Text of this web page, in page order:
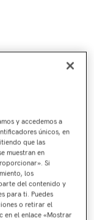
y accedemos a
únicos, en
que las
muestran en
Si
los
del contenido y
para ti. Puedes
o retirar el
en el enlace «Mostrar